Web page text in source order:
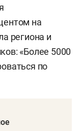
на
региона и
«Более 5000
по